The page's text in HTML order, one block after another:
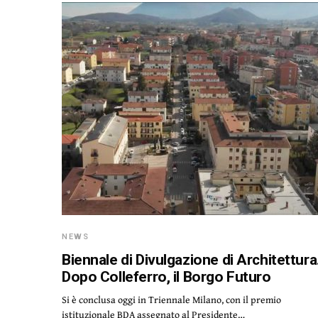
NEWS
Biennale di Divulgazione di
Dopo Colleferro, il Borgo Futuro
Si è conclusa oggi in Triennale Milano, con il premio
istituzionale BDA assegnato al Presidente…